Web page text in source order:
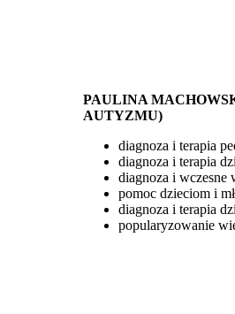
PAULINA
AUTYZMU)
diagnoza i terapia
diagnoza i terapia
diagnoza i wczesne
pomoc dzieciom i
diagnoza i terapia
popularyzowanie